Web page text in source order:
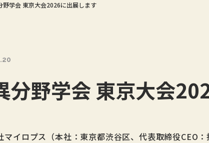
野学会 東京大会2026に出展します
分野学会 東京大会
マイロプス（本社：東京都渋谷区、代表取締役CEO